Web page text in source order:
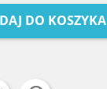
DO KOSZYKA